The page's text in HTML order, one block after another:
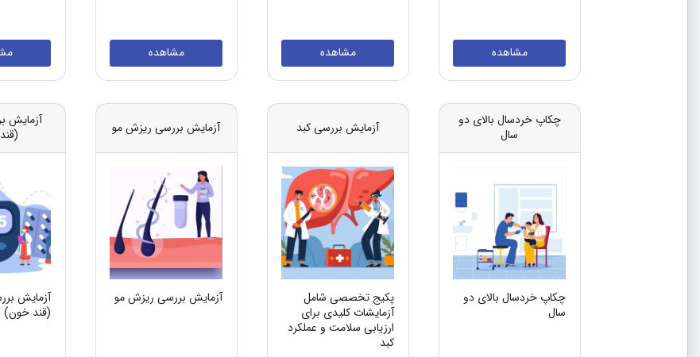
مشاهده مشاهده مشاهده
چکاپ خردسال بالای دو
سال
چکاپ خردسال بالای دو
سال
آزمایش بررسی کبد
پکیج تخصصی شامل
آزمایشات کلیدی برای
ارزیابی سلامت و عملکرد
کبد
آزمایش بررسی ریزش مو
آزمایش بررسی ریزش مو
آزمایش
آزمایش
(قند خون)